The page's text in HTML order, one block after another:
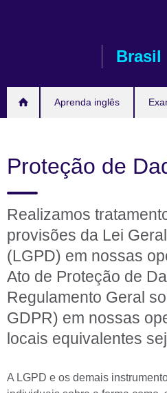
Brasil
Aprenda inglês
Proteção de
Realizamos
provisões da Lei
(LGPD) em nossas
Ato de Proteção de
Regulamento Geral
GDPR) em nossas
locais equivalentes
A LGPD e os demais